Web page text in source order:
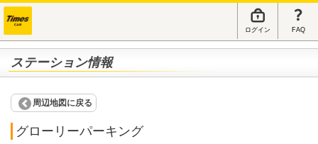
ログイン FAQ
ステーション情報
周辺地図に戻る
グローリーパーキング